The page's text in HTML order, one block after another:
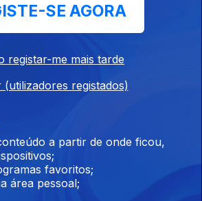
sem espinhas - semanal - 11 a
e Novidades de Cabo Verde e
sem espinhas - semanal - 4 a
SE AGORA
registar-me mais tarde
(utilizadores registados)
a partir de onde ficou,
favoritos;
área pessoal;